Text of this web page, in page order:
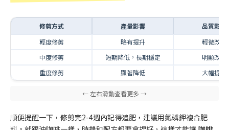
修剪方式 產量影響
品質影響
輕度修剪
略有提升
輕微改善
中度修剪
短期降低，長期穩定
明顯改善
重度修剪
顯著降低 大幅提升
順便提醒一下，修剪完2-4週內記得追肥，建議用氮磷鉀複合肥